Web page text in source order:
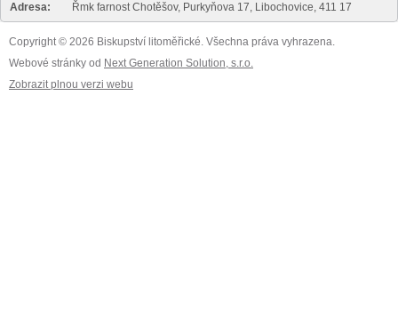
Adresa: Řmk farnost Chotěšov, Purkyňova 17, Libochovice, 411 17
Copyright © 2026 Biskupství litoměřické. Všechna práva vyhrazena.
Webové stránky od Next Generation Solution, s.r.o.
Zobrazit plnou verzi webu